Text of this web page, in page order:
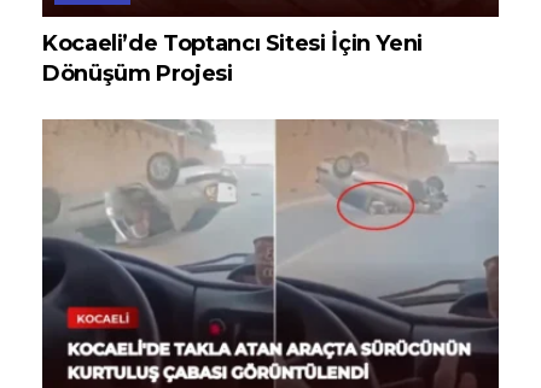
Kocaeli’de Toptancı Sitesi İçin Yeni
Dönüşüm Projesi